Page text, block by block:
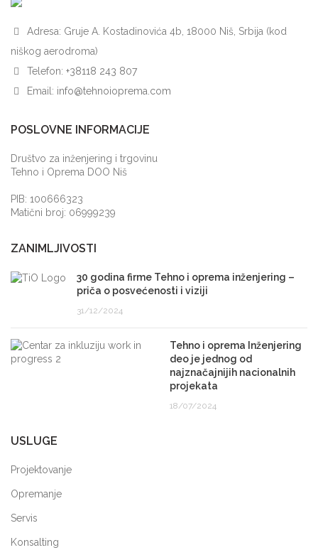
Adresa: Gruje A. Kostadinovića 4b, 18000 Niš, Srbija (kod
niškog aerodroma)
Telefon: +38118 243 807
Email: info@tehnoioprema.com
POSLOVNE INFORMACIJE
Društvo za inženjering i trgovinu
Tehno i Oprema DOO Niš
PIB: 100666323
Matični broj: 06999239
ZANIMLJIVOSTI
30 godina firme Tehno i oprema inženjering –
priča o posvećenosti i viziji
31/12/2024
Tehno i oprema Inženjering
deo je jednog od
najznačajnijih nacionalnih
projekata
18/07/2024
USLUGE
Projektovanje
Opremanje
Servis
Konsalting